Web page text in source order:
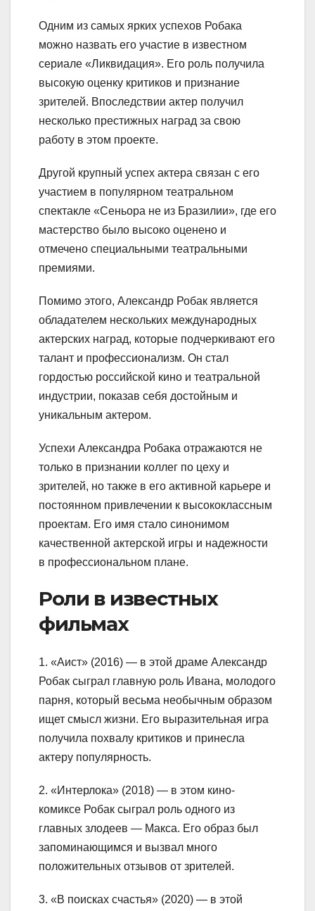
Одним из самых ярких успехов Робака
можно назвать его участие в известном
сериале «Ликвидация». Его роль получила
высокую оценку критиков и признание
зрителей. Впоследствии актер получил
несколько престижных наград за свою
работу в этом проекте.
Другой крупный успех актера связан с его
участием в популярном театральном
спектакле «Сеньора не из Бразилии», где его
мастерство было высоко оценено и
отмечено специальными театральными
премиями.
Помимо этого, Александр Робак является
обладателем нескольких международных
актерских наград, которые подчеркивают его
талант и профессионализм. Он стал
гордостью российской кино и театральной
индустрии, показав себя достойным и
уникальным актером.
Успехи Александра Робака отражаются не
только в признании коллег по цеху и
зрителей, но также в его активной карьере и
постоянном привлечении к высококлассным
проектам. Его имя стало синонимом
качественной актерской игры и надежности
в профессиональном плане.
Роли в известных
фильмах
1. «Аист» (2016) — в этой драме Александр
Робак сыграл главную роль Ивана, молодого
парня, который весьма необычным образом
ищет смысл жизни. Его выразительная игра
получила похвалу критиков и принесла
актеру популярность.
2. «Интерлока» (2018) — в этом кино-
комиксе Робак сыграл роль одного из
главных злодеев — Макса. Его образ был
запоминающимся и вызвал много
положительных отзывов от зрителей.
3. «В поисках счастья» (2020) — в этой